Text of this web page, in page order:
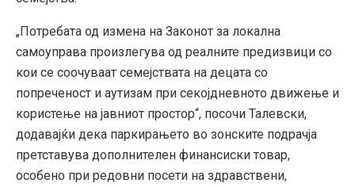
„Потребата од измена на Законот за локална
самоуправа произлегува од реалните предизвици со
кои се соочуваат семејствата на децата со
попреченост и аутизам при секојдневното движење и
користење на јавниот простор“, посочи Талевски,
додавајќи дека паркирањето во зонските подрачја
претставува дополнителен финансиски товар,
особено при редовни посети на здравствени,